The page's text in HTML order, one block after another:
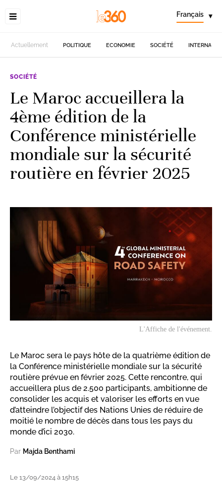
Français ▾
Actuellement POLITIQUE ECONOMIE SOCIÉTÉ
SOCIÉTÉ
Le Maroc accueillera la
4ème édition de la
Conférence ministérielle
mondiale sur la sécurité
routière en février 2025
L'Affiche de l'événement.
Le Maroc sera le pays hôte de la quatrième édition de
la Conférence ministérielle mondiale sur la sécurité
routière prévue en février 2025. Cette rencontre, qui
accueillera plus de 2.500 participants, ambitionne de
consolider les acquis et valoriser les efforts en vue
d’atteindre l’objectif des Nations Unies de réduire de
moitié le nombre de décès dans tous les pays du
monde d’ici 2030.
Par Majda Benthami
Le 13/09/2024 à 15h15